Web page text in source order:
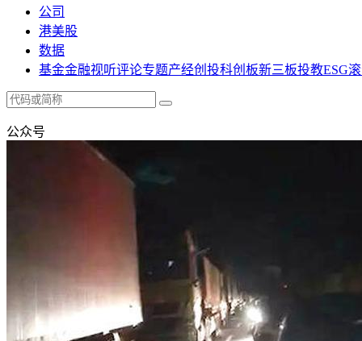
公司
港美股
数据
基金金融视听评论专题产经创投科创板新三板投教ESG
公众号